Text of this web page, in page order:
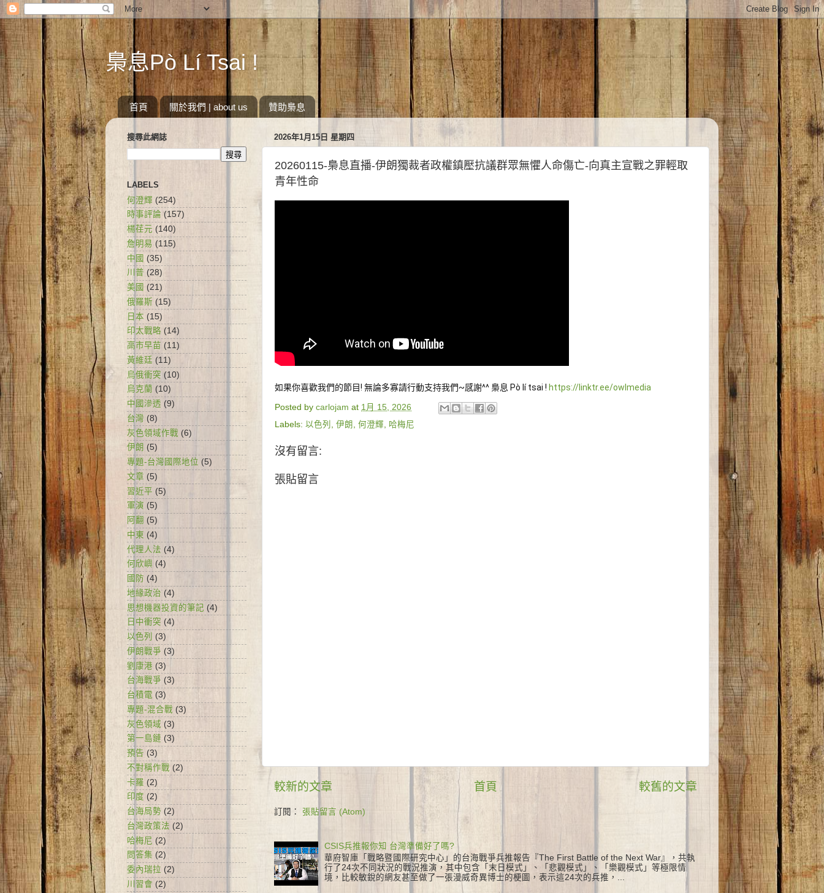
梟息Pò Lí Tsai !
首頁 關於我們 | about us 贊助梟息
2026年1月15日 星期四
20260115-梟息直播-伊朗獨裁者政權鎮壓抗議群眾無懼人命傷亡-向真主宣戰之罪輕取
青年性命
如果你喜歡我們的節目! 無論多寡請行動支持我們~感謝^^ 梟息 Pò lí tsai ! https://linktr.ee/owlmedia
Posted by carlojam at 1月 15, 2026
Labels: 以色列 伊朗 何澄輝 哈梅尼
沒有留言:
張貼留言
較新的文章 較舊的文章
首頁
訂閱： 張貼留言 (Atom)
CSIS兵推報你知 台灣準備好了嗎?
華府智庫「戰略暨國際研究中心」的台海戰爭兵推報告『The First Battle of the Next War』，共執
行了24次不同狀況的戰況推演，其中包含「末日模式」、「悲觀模式」、「樂觀模式」等極限情
境，比較敏銳的網友甚至做了一張漫威奇異博士的梗圖，表示這24次的兵推，...
搜尋此網誌
LABELS
何澄輝 (254)
時事評論 (157)
楊荏元 (140)
詹明易 (115)
中國 (35)
川普 (28)
美國 (21)
俄羅斯 (15)
日本 (15)
印太戰略 (14)
高市早苗 (11)
黃維廷 (11)
烏俄衝突 (10)
烏克蘭 (10)
中國滲透 (9)
台灣 (8)
灰色領域作戰 (6)
伊朗 (5)
專題-台灣國際地位 (5)
文章 (5)
習近平 (5)
軍演 (5)
阿翻 (5)
中東 (4)
代理人法 (4)
何欣嶼 (4)
國防 (4)
地緣政治 (4)
思想機器投資的筆記 (4)
日中衝突 (4)
以色列
(3)
伊朗戰爭 (3)
劉康港 (3)
台海戰爭 (3)
台積電 (3)
專題-混合戰 (3)
灰色領域 (3)
第一島鏈 (3)
預告 (3)
不對稱作戰 (2)
卡羅 (2)
印度 (2)
台海局勢 (2)
台灣政策法 (2)
哈梅尼 (2)
問答集 (2)
委內瑞拉 (2)
川習會 (2)